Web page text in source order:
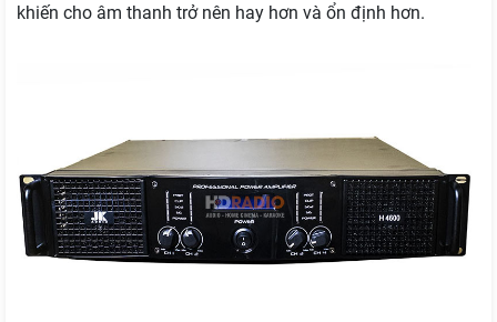
khiến cho âm thanh trở nên hay hơn và ổn định hơn.